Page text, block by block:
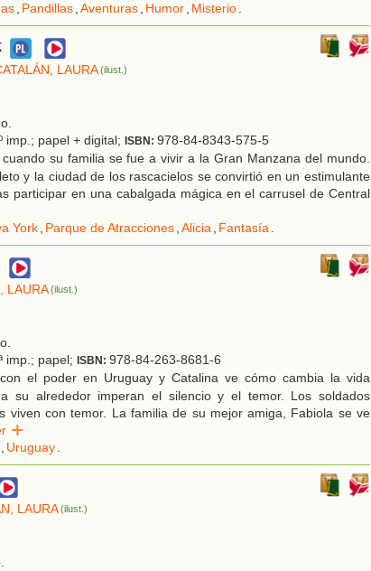
, Pandillas,Aventuras, Humor, Misterio.
LAURA(ilust.)
imp.; papel + digital; ISBN: 978-84-8343-575-5
su familia se fue a vivir a la Gran Manzana del mundo.
y la ciudad de los rascacielos se convirtió en un estimulante
participar en una cabalgada mágica en el carrusel de Central
York, Parque de Atracciones,Alicia, Fantasía.
LAURA(ilust.)
imp.; papel; ISBN: 978-84-263-8681-6
el poder en Uruguay y Catalina ve cómo cambia la vida
su alrededor imperan el silencio y el temor. Los soldados
viven con temor. La familia de su mejor amiga, Fabiola se ve
, Uruguay.
LAURA(ilust.)